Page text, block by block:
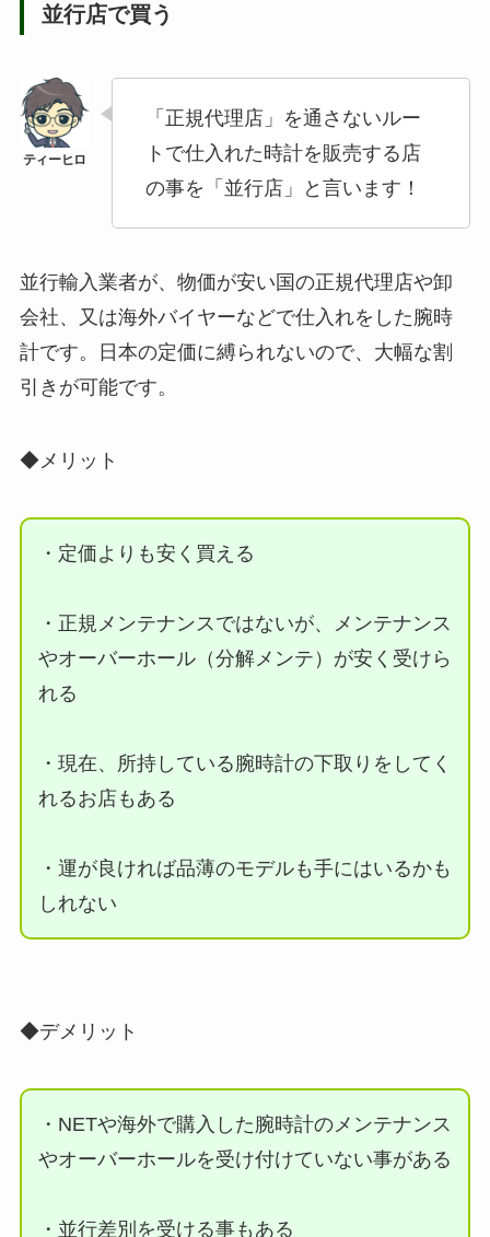
並行店で買う
「正規代理店」を通さないルー
トで仕入れた時計を販売する店
の事を「並行店」と言います！
並行輸入業者が、物価が安い国の正規代理店や卸
会社、又は海外バイヤーなどで仕入れをした腕時
計です。日本の定価に縛られないので、大幅な割
引きが可能です。
◆メリット
・定価よりも安く買える
・正規メンテナンスではないが、メンテナンス
やオーバーホール（分解メンテ）が安く受けら
れる
・現在、所持している腕時計の下取りをしてく
れるお店もある
・運が良ければ品薄のモデルも手にはいるかも
しれない
◆デメリット
・NETや海外で購入した腕時計のメンテナンス
やオーバーホールを受け付けていない事がある
・並行差別を受ける事もある